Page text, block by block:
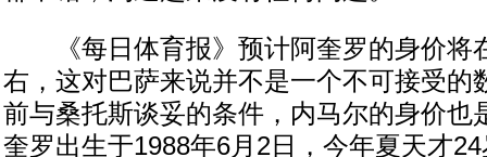
《每日体育报》预计阿奎罗的身价将
右，这对巴萨来说并不是一个不可接受的
前与桑托斯谈妥的条件，内马尔的身价也
奎罗出生于1988年6月2日，今年夏天才